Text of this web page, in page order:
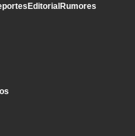
EditorialRumores